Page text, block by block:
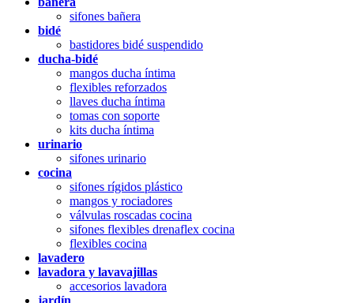
sifones bañera
bidé
bastidores bidé suspendido
ducha-bidé
mangos ducha íntima
flexibles reforzados
llaves ducha íntima
tomas con soporte
kits ducha íntima
urinario
sifones urinario
cocina
sifones rígidos plástico
mangos y rociadores
válvulas roscadas cocina
sifones flexibles drenaflex cocina
flexibles cocina
lavadero
lavadora y lavavajillas
accesorios lavadora
jardín